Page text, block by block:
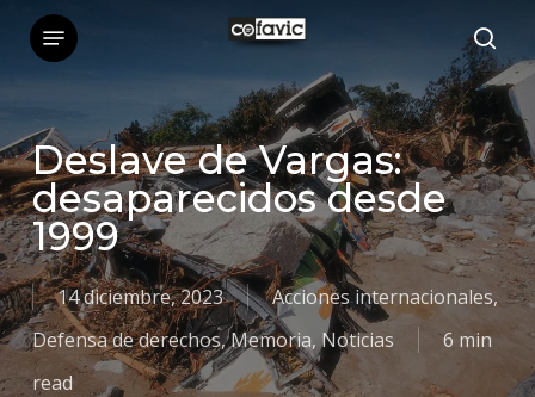
Skip
content
Deslave de Vargas:
desaparecidos desde
1999
14 diciembre, 2023 Acciones internacionales,
Defensa de derechos,Memoria, Noticias
6 min
read